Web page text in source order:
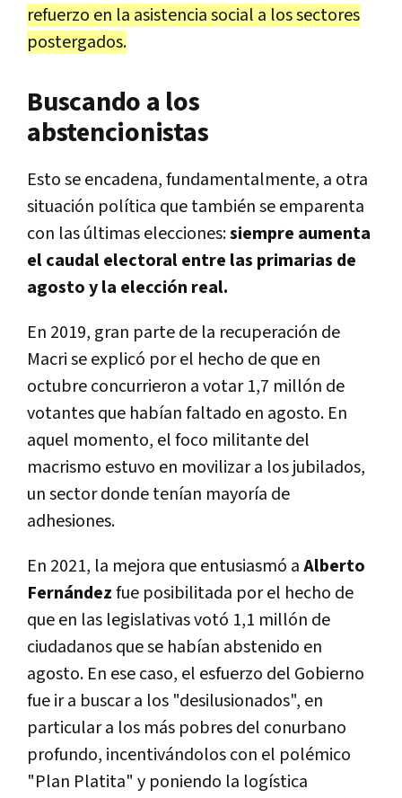
refuerzo en la asistencia social a los sectores
postergados.
Buscando a los
abstencionistas
Esto se encadena, fundamentalmente, a otra
situación política que también se emparenta
con las últimas elecciones:siempre aumenta
el caudal electoral entre las primarias de
agosto y la elección real.
En 2019, gran parte de la recuperación de
Macri se explicó por el hecho de que en
octubre concurrieron a votar 1,7 millón de
votantes que habían faltado en agosto. En
aquel momento, el foco militante del
macrismo estuvo en movilizar a los jubilados,
un sector donde tenían mayoría de
adhesiones.
En 2021, la mejora que entusiasmó aAlberto
Fernándezfue posibilitada por el hecho de
que en las legislativas votó 1,1 millón de
ciudadanos que se habían abstenido en
agosto. En ese caso, el esfuerzo del Gobierno
fue ir a buscar a los "desilusionados", en
particular a los más pobres del conurbano
profundo, incentivándolos con el polémico
"Plan Platita" y poniendo la logística